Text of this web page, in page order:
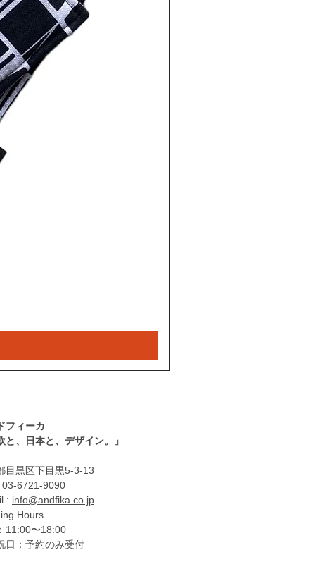
フィーカ
と、日本と、デザイン。」
目黒区下目黒5-3-13
03-6721-9090
: info@andfika.co.jp
Hours
11:00〜18:00
日：予約のみ受付